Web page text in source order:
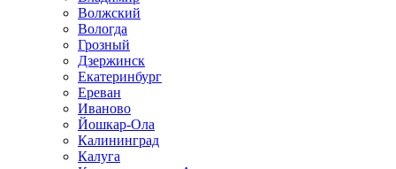
Волжский
Вологда
Грозный
Дзержинск
Екатеринбург
Ереван
Иваново
Йошкар-Ола
Калининград
Калуга